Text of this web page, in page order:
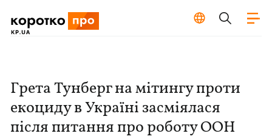
Грета Тунберг на мітингу проти
екоциду в Україні засміялася
після питання про роботу ООН